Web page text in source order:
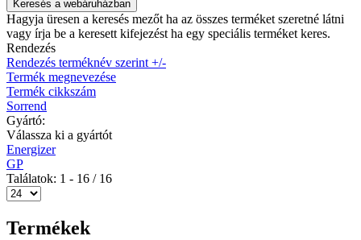
Hagyja üresen a keresés mezőt ha az összes terméket szeretné látni
vagy írja be a keresett kifejezést ha egy speciális terméket keres.
Rendezés
Rendezés terméknév szerint +/-
Termék megnevezése
Termék cikkszám
Sorrend
Gyártó:
Válassza ki a gyártót
Energizer
GP
Találatok: 1 - 16 / 16
Termékek